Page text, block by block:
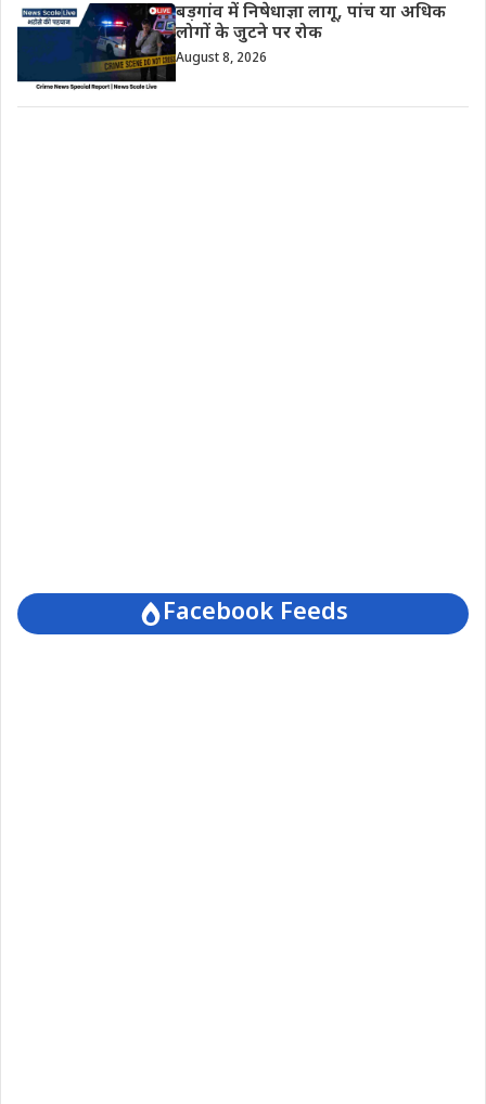
बड़गांव में निषेधाज्ञा लागू, पांच या अधिक
लोगों के जुटने पर रोक
August 8, 2026
Facebook Feeds